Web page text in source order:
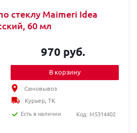
стеклу Maimeri Idea
60 мл
970 руб.
В корзину
Самовывоз
Курьер, ТК
Есть в наличии
Код: M5314402